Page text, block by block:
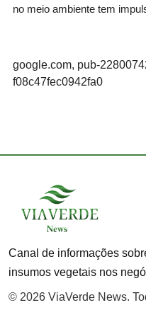
no meio ambiente tem
google.com, pub-
f08c47fec0942fa0
Canal de informações
insumos vegetais nos
© 2026 ViaVerde News.